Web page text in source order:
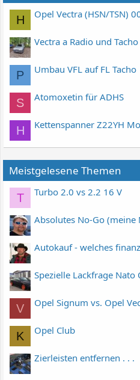
H Opel Vectra (HSN/TSN)
Vectra a Radio und
P Umbau VFL auf FL Tacho
S Atomoxetin für ADHS
H Kettenspanner Z22YH
Meistgelesene Themen
T Turbo 2.0 vs 2.2 16 V
Absolutes No-Go
Autokauf - welches
Spezielle Lackfrage Nato
V Opel Signum vs. Opel
K Opel Club
Zierleisten entfernen . . .